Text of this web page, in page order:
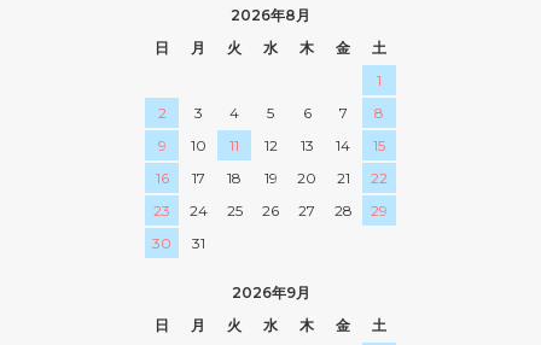
2026年8月
日
月 火 水 木 金
土
1
2
3 4 5 6 7
8
9
10 11 12 13 14
15
16
17 18 19 20 21
22
23
24 25 26 27 28
29
30
31
2026年9月
日
月 火 水 木 金
土